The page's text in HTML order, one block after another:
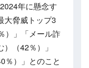
年に懸念す
大脅威トップ3
）」「メール詐
（42％）」
％）」とのこと